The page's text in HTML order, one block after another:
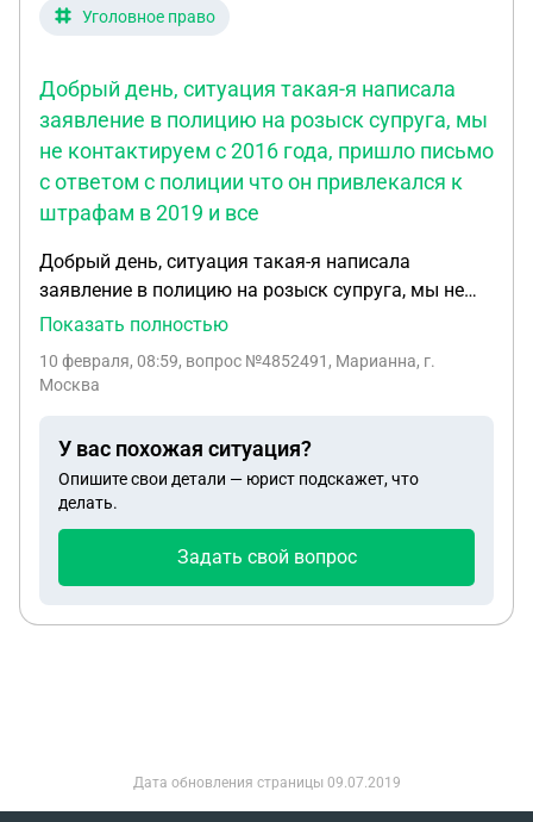
Уголовное право
Добрый день, ситуация такая-я написала
заявление в полицию на розыск супруга, мы
не контактируем с 2016 года, пришло письмо
с ответом с полиции что он привлекался к
штрафам в 2019 и все
Добрый день, ситуация такая-я написала
заявление в полицию на розыск супруга, мы не
контактируем с 2016 года, пришло письмо с
штрафам в 2019 и все! Что мне делать дальше? В
Показать полностью
10 февраля, 08:59, вопрос №4852491, Марианна, г.
Москва
У вас похожая ситуация?
Опишите свои детали — юрист подскажет, что
делать.
Задать свой вопрос
Дата обновления страницы 09.07.2019